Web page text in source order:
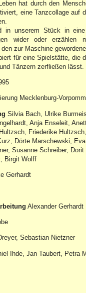
hat durch den
eine Tanzcollage auf
in unserem Stück in
wider oder erzählen
zur Maschine
für eine Spielstätte, die
Tänzern zerfließen lässt.
Mecklenburg-
Silvia Bach, Ulrike
Anja Enseleit,
Friederike
Dörte Marschewski,
Susanne Schreiber,
Birgit Wolff
Gerhardt
Alexander Gerhardt
Sebastian Nietzner
Ihde, Jan Taubert, Petra